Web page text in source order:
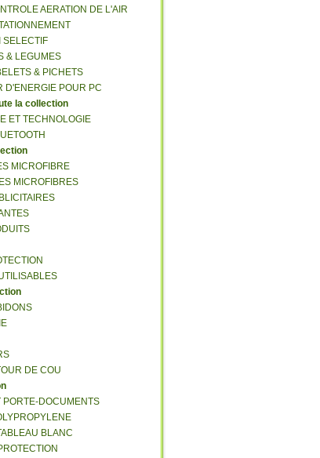
AERATION DE L'AIR
SELECTIF
& LEGUMES
& PICHETS
D'ENERGIE POUR PC
la collection
ET TECHNOLOGIE
MICROFIBRE
MICROFIBRES
DE COU
PORTE-DOCUMENTS
BLANC